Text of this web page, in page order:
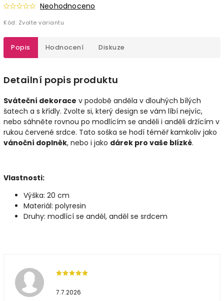
Neohodnoceno
Kód: Zvolte variantu
Popis Hodnocení Diskuze
Detailní popis produktu
Sváteční dekorace v podobě anděla v dlouhých bílých
šatech a s křídly. Zvolte si, který design se vám líbí nejvíc,
nebo sáhněte rovnou po modlícím se anděli i anděli držícím v
rukou červené srdce. Tato soška se hodí téměř kamkoliv jako
vánoční doplněk, nebo i jako dárek pro vaše blízké.
Vlastnosti:
Výška: 20 cm
Materiál: polyresin
Druhy: modlící se anděl, anděl se srdcem
7.7.2026